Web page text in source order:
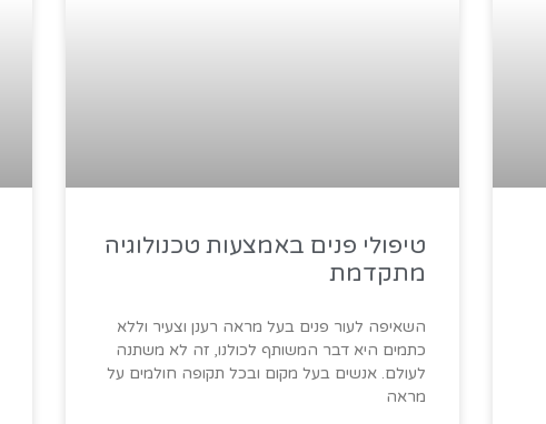
טיפולי פנים באמצעות טכנולוגיה
מתקדמת
השאיפה לעור פנים בעל מראה רענן וצעיר וללא
כתמים היא דבר המשותף לכולנו, זה לא משתנה
לעולם. אנשים בעל מקום ובכל תקופה חולמים על
מראה